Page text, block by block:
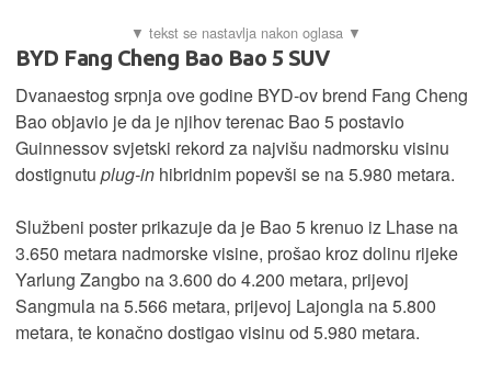
BYD Fang Cheng Bao Bao 5 SUV
Dvanaestog srpnja ove godine BYD-ov brend Fang Cheng
Bao objavio je da je njihov terenac Bao 5 postavio
Guinnessov svjetski rekord za najvišu nadmorsku visinu
dostignutu plug-in hibridnim popevši se na 5.980 metara.
Službeni poster prikazuje da je Bao 5 krenuo iz Lhase na
3.650 metara nadmorske visine, prošao kroz dolinu rijeke
Yarlung Zangbo na 3.600 do 4.200 metara, prijevoj
Sangmula na 5.566 metara, prijevoj Lajongla na 5.800
metara, te konačno dostigao visinu od 5.980 metara.